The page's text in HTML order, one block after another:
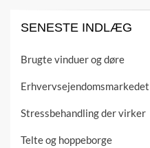
SENESTE INDLÆG
Brugte vinduer og døre
Erhvervsejendomsmarkedet
Stressbehandling der virker
Telte og hoppeborge